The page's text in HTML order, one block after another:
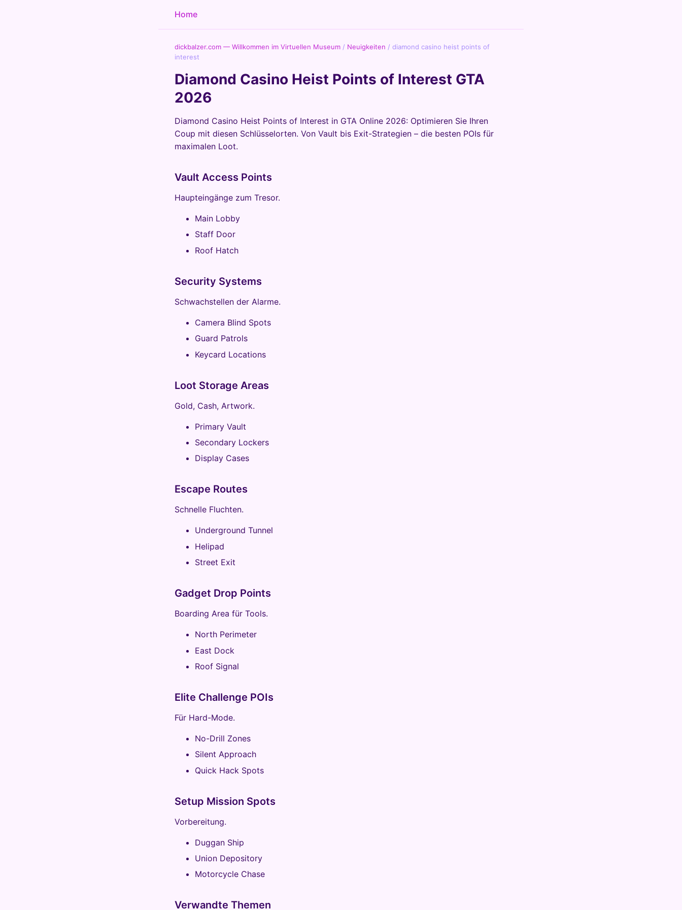
Home
dickbalzer.com — Willkommen im Virtuellen Museum / Neuigkeiten / diamond casino heist points of
interest
Diamond Casino Heist Points of Interest GTA
2026
Diamond Casino Heist Points of Interest in GTA Online 2026: Optimieren Sie Ihren
Coup mit diesen Schlüsselorten. Von Vault bis Exit-Strategien – die besten POIs für
maximalen Loot.
Vault Access Points
Haupteingänge zum Tresor.
Main Lobby
Staff Door
Roof Hatch
Security Systems
Schwachstellen der Alarme.
Camera Blind Spots
Guard Patrols
Keycard Locations
Loot Storage Areas
Gold, Cash, Artwork.
Primary Vault
Secondary Lockers
Display Cases
Escape Routes
Schnelle Fluchten.
Underground Tunnel
Helipad
Street Exit
Gadget Drop Points
Boarding Area für Tools.
North Perimeter
East Dock
Roof Signal
Elite Challenge POIs
Für Hard-Mode.
No-Drill Zones
Silent Approach
Quick Hack Spots
Setup Mission Spots
Vorbereitung.
Duggan Ship
Union Depository
Motorcycle Chase
Verwandte Themen